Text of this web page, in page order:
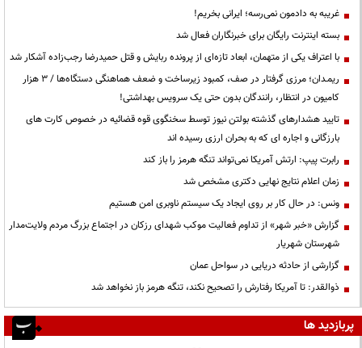
غریبه به دادمون نمی‌رسه؛ ایرانی بخریم!
بسته اینترنت رایگان برای خبرنگاران فعال شد
با اعتراف یکی از متهمان، ابعاد تازه‌ای از پرونده ربایش و قتل حمیدرضا رجب‌زاده آشکار شد
ریمـدان؛ مرزی گرفتار در صف، کمبود زیرساخت و ضعف هماهنگی دستگاه‌ها / ۳ هزار
کامیون در انتظار، رانندگان بدون حتی یک سرویس بهداشتی!
تایید هشدارهای گذشته بولتن نیوز توسط سخنگوی قوه قضائیه در خصوص کارت های
بارزگانی و اجاره ای که به بحران ارزی رسیده اند
رابرت پیپ: ارتش آمریکا نمی‌تواند تنگه هرمز را باز کند
زمان اعلام نتایج نهایی دکتری مشخص شد
ونس: در حال کار بر روی ایجاد یک سیستم ناوبری امن هستیم
گزارش «خبر شهر» از تداوم فعالیت موکب شهدای رزکان در اجتماع بزرگ مردم ولایت‌مدار
شهرستان شهریار
گزارشی از حادثه دریایی در سواحل عمان
ذوالقدر: تا آمریکا رفتارش را تصحیح نکند، تنگه هرمز باز نخواهد شد
پربازدید ها